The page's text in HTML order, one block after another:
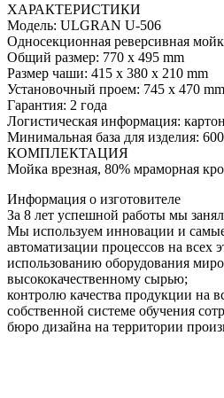
ХАРАКТЕРИСТИКИ
Модель: ULGRAN U-506
Односекционная реверсивная
Общий размер: 770 х 495 mm
Размер чаши: 415 х 380 х 210 mm
Установочный проем: 745 х 470 mm
Гарантия: 2 года
Логистическая информация:
Минимальная база для изделия:
КОМПЛЕКТАЦИЯ
Мойка врезная, 80% мраморная
Информация о изготовителе
За 8 лет успешной работы мы
Мы используем инновации и самые
автоматизации процессов на всех
использованию оборудования
высококачественному сырью;
контролю качества продукции на
собственной системе обучения
бюро дизайна на территории